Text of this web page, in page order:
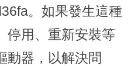
。如果發生這種
停用、重新安裝等
動器，以解決問